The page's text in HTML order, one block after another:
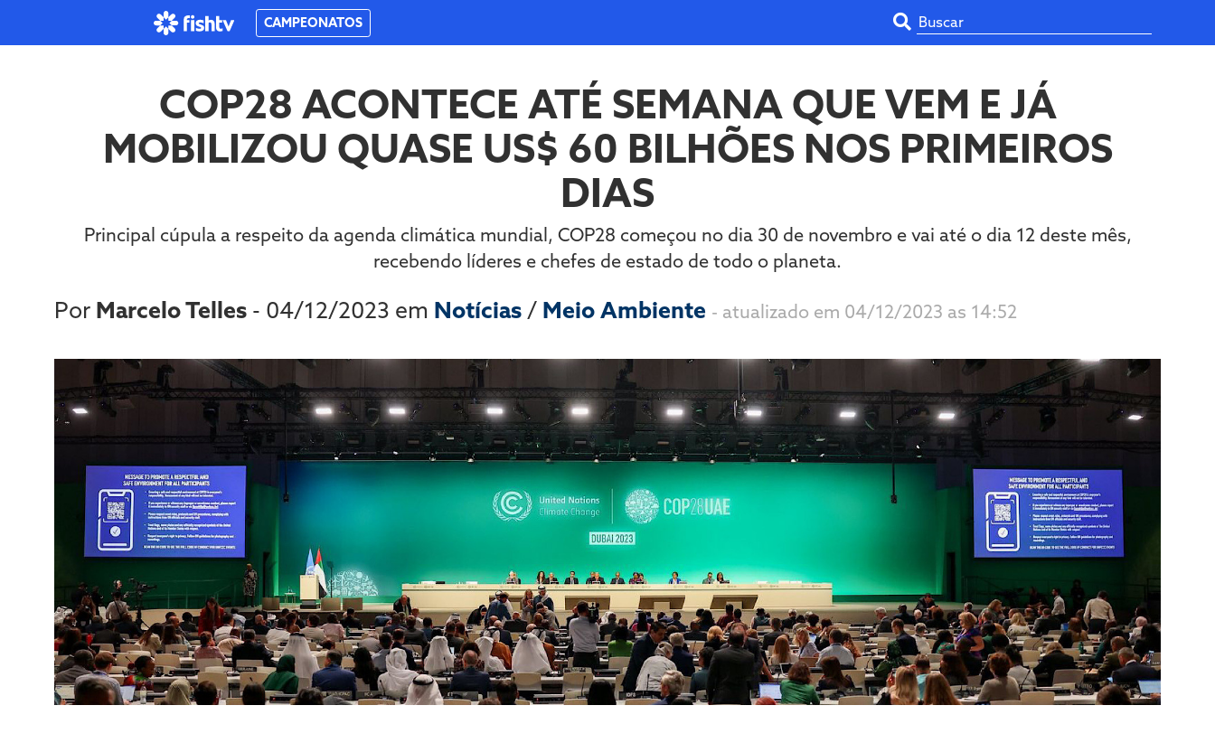
CAMPEONATOS
COP28 ACONTECE ATÉ SEMANA QUE VEM E JÁ
MOBILIZOU QUASE US$ 60 BILHÕES NOS PRIMEIROS
DIAS
Principal cúpula a respeito da agenda climática mundial, COP28 começou no dia 30 de novembro e vai até o dia 12 deste mês,
recebendo líderes e chefes de estado de todo o planeta.
Por Marcelo Telles - 04/12/2023 em Notícias/ Meio Ambiente - atualizado em 04/12/2023 as 14:52